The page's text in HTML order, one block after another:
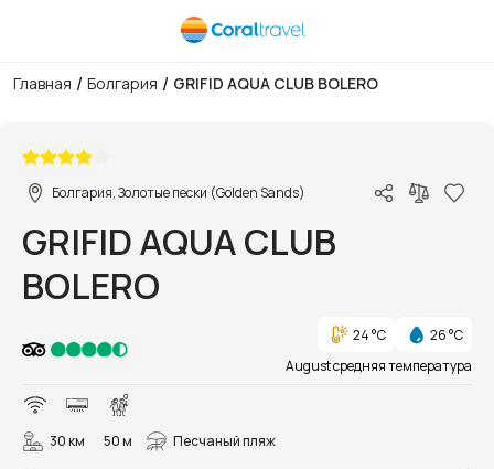
Главная / Болгария / GRIFID AQUA CLUB BOLERO
Болгария, Золотые пески (Golden Sands)
GRIFID AQUA CLUB
BOLERO
24 °C
26 °C
August средняя температура
30 км 50 м Песчаный пляж